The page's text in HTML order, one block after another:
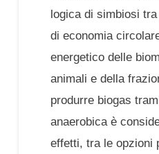
logica di simbiosi
di economia
energetico delle
animali e della
produrre biogas
anaerobica è
effetti, tra le opzioni